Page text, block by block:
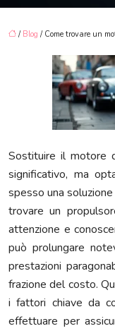
/ Blog / Come trovare un
Sostituire il motore
significativo, ma
spesso una
trovare un
attenzione e
può prolungare
prestazioni
frazione del costo.
i fattori chiave da
effettuare per